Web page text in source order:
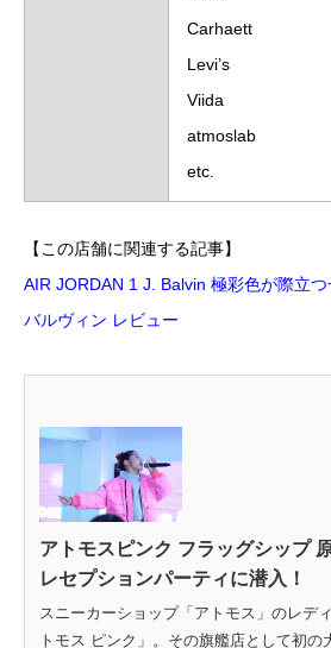
Carhaett
Levi’s
Viida
atmoslab
etc.
【この店舗に関連する記事】
AIR JORDAN 1 J. Balvin 極彩色が際立
バルヴィン レビュー
アトモスピンク フラッグシップ
レセプションパーティに潜入！
スニーカーショップ「アトモス」のレデ
トモス ピンク」。その旗艦店として初の